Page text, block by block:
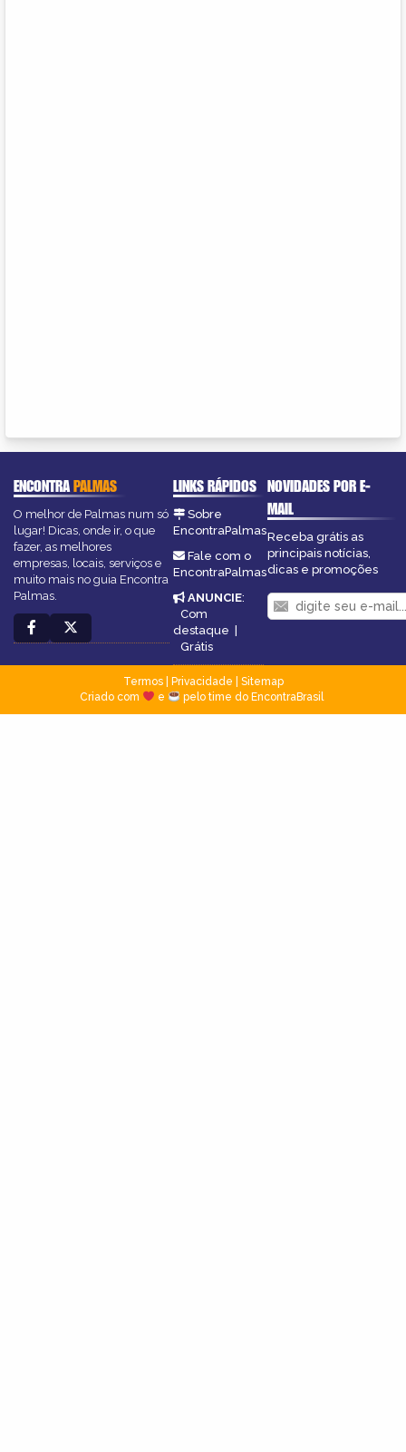
ENCONTRAPALMAS
O melhor de Palmas num só
lugar! Dicas, onde ir, o que
fazer, as melhores
empresas, locais, serviços e
muito mais no guia Encontra
Palmas.
LINKS RÁPIDOS
Sobre
EncontraPalmas
Fale com o
EncontraPalmas
ANUNCIE:
Com
destaque |
Grátis
NOVIDADES POR E-
MAIL
Receba grátis as
principais notícias,
dicas e promoções
Termos| Privacidade
Sitemap
Criado com
e pelo time do EncontraBrasil